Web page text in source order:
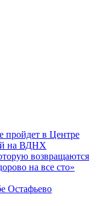
пройдет в Центре
на ВДНХ
возвращаются
на все сто»
Остафьево